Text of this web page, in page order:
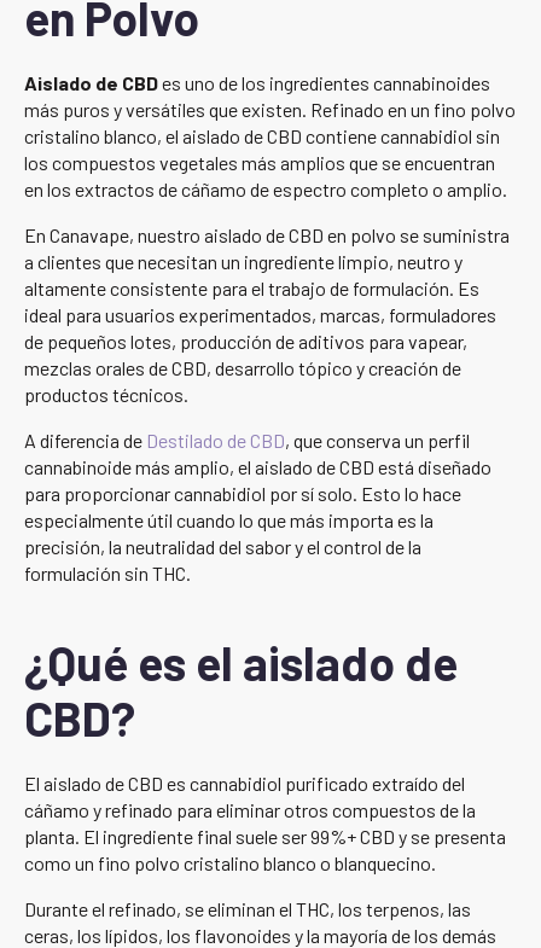
en Polvo
Aislado de CBDes uno de los ingredientes cannabinoides
más puros y versátiles que existen. Refinado en un fino polvo
cristalino blanco, el aislado de CBD contiene cannabidiol sin
los compuestos vegetales más amplios que se encuentran
en los extractos de cáñamo de espectro completo o amplio.
En Canavape, nuestro aislado de CBD en polvo se suministra
a clientes que necesitan un ingrediente limpio, neutro y
altamente consistente para el trabajo de formulación. Es
ideal para usuarios experimentados, marcas, formuladores
de pequeños lotes, producción de aditivos para vapear,
mezclas orales de CBD, desarrollo tópico y creación de
productos técnicos.
A diferencia de Destilado de CBD, que conserva un perfil
cannabinoide más amplio, el aislado de CBD está diseñado
para proporcionar cannabidiol por sí solo. Esto lo hace
especialmente útil cuando lo que más importa es la
precisión, la neutralidad del sabor y el control de la
formulación sin THC.
¿Qué es el aislado de
CBD?
El aislado de CBD es cannabidiol purificado extraído del
cáñamo y refinado para eliminar otros compuestos de la
planta. El ingrediente final suele ser 99%+ CBD y se presenta
como un fino polvo cristalino blanco o blanquecino.
Durante el refinado, se eliminan el THC, los terpenos, las
ceras, los lípidos, los flavonoides y la mayoría de los demás